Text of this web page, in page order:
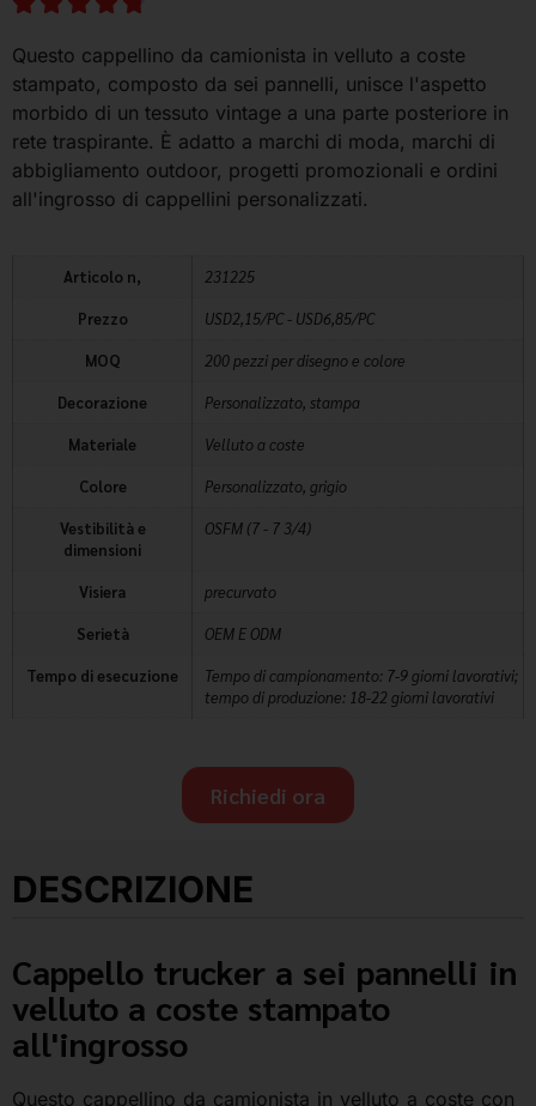
Questo cappellino da camionista in velluto a coste
stampato, composto da sei pannelli, unisce l'aspetto
morbido di un tessuto vintage a una parte posteriore in
rete traspirante. È adatto a marchi di moda, marchi di
abbigliamento outdoor, progetti promozionali e ordini
all'ingrosso di cappellini personalizzati.
Articolo n, 231225
Prezzo USD2,15/PC - USD6,85/PC
MOQ 200 pezzi per disegno e colore
Decorazione Personalizzato, stampa
Materiale Velluto a coste
Colore Personalizzato, grigio
Vestibilità e
dimensioni
OSFM (7 - 7 3/4)
Visiera precurvato
Serietà OEM E ODM
Tempo di esecuzione
Tempo di campionamento: 7-9 giorni lavorativi;
tempo di produzione: 18-22 giorni lavorativi
Richiedi ora
DESCRIZIONE
Cappello trucker a sei pannelli in
velluto a coste stampato
all'ingrosso
Questo cappellino da camionista in velluto a coste con